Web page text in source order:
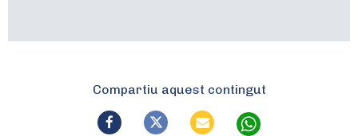
Compartiu aquest contingut